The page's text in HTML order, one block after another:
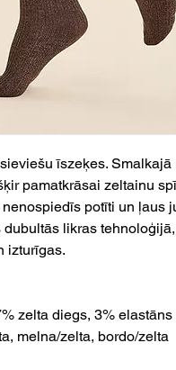
īszeķes. Smalkajā
pamatkrāsai zeltainu
potīti un ļaus
likras
izturīgas.
zelta diegs, 3% elastāns
melna/zelta, bordo/zelta